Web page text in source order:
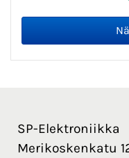
SP-Elektroniikka
Merikoskenkatu